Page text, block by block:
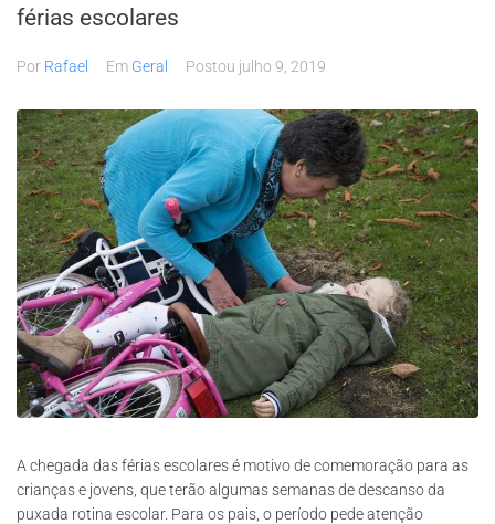
férias escolares
Por Rafael Em Geral Postou julho 9, 2019
A chegada das férias escolares é motivo de comemoração para as
crianças e jovens, que terão algumas semanas de descanso da
puxada rotina escolar. Para os pais, o período pede atenção